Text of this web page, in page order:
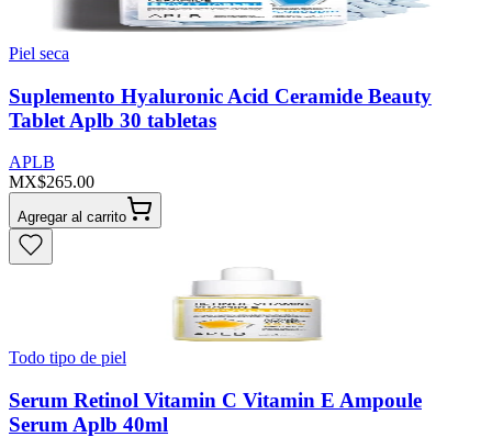
Piel seca
Suplemento Hyaluronic Acid Ceramide Beauty
Tablet Aplb 30 tabletas
APLB
MX$265.00
Agregar al carrito
Todo tipo de piel
Serum Retinol Vitamin C Vitamin E Ampoule
Serum Aplb 40ml